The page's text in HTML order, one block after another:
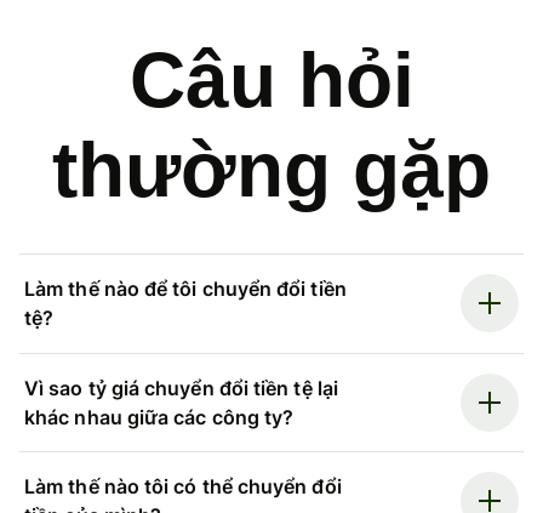
Câu hỏi
thường gặp
Làm thế nào để tôi chuyển đổi tiền
tệ?
Vì sao tỷ giá chuyển đổi tiền tệ lại
khác nhau giữa các công ty?
Làm thế nào tôi có thể chuyển đổi